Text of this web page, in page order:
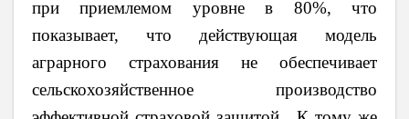
при приемлемом уровне в 80%, что
показывает, что действующая модель
аграрного страхования не обеспечивает
сельскохозяйственное производство